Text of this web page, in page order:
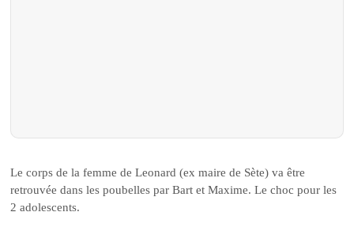
Le corps de la femme de Leonard (ex maire de Sète) va être
retrouvée dans les poubelles par Bart et Maxime. Le choc pour les
2 adolescents.